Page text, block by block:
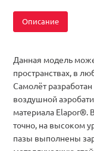
Описание
Данная модель
пространствах, в
Самолёт
воздушной
материала Elapor®.
точно, на высоком
пазы выполнены